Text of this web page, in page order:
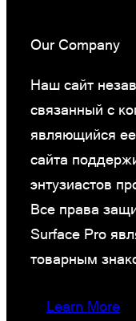
Our Company
Наш сайт
связанный с
являющийся
сайта
энтузиастов
Все права
Surface Pro
товарным
Learn More